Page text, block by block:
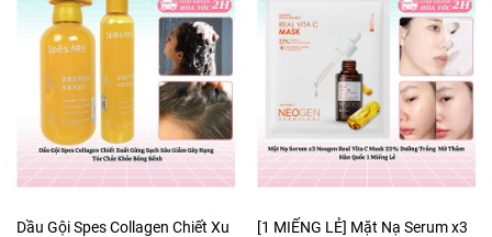
Dầu Gội Spes Collagen Chiết Xu
[1 MIẾNG LẺ] Mặt Nạ Serum x3